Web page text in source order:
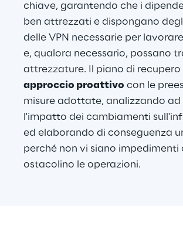
chiave, garantendo che i
ben attrezzati e dispongano
delle VPN necessarie per
e, qualora necessario, possano
attrezzature. Il piano di
approccio proattivo con le
misure adottate, analizzando ad
l'impatto dei cambiamenti
ed elaborando di conseguenza
perché non vi siano impedimenti
ostacolino le operazioni.